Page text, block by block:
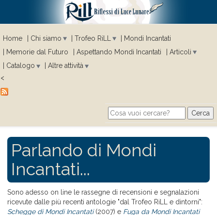
Home Chi siamo Trofeo RiLL
Mondi Incantati
Memorie dal Futuro
Aspettando Mondi Incantati
Articoli
Catalogo
Altre attività
<
Search form
Cerca
Parlando di Mondi
Incantati...
Sono adesso on line le rassegne di recensioni e segnalazioni
ricevute dalle più recenti antologie "dal Trofeo RiLL e dintorni":
Schegge di Mondi Incantati(2007) e Fuga da Mondi Incantati